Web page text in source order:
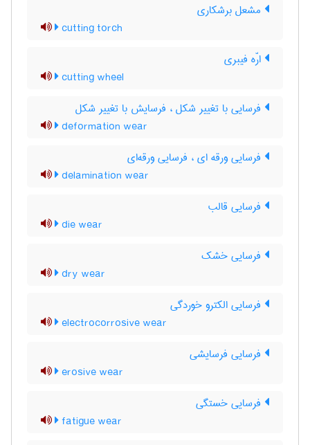
مشعل برشکاری
cutting torch
ارّه فیبری
cutting wheel
فرسایی با تغییر شکل ، فرسایش با تغییر شکل
deformation wear
فرسایی ورقه ای ، فرسایی ورقه‌ای
delamination wear
فرسایی قالب
die wear
فرسایی خشک
dry wear
فرسایی الکترو خوردگی
electrocorrosive wear
فرسایی فرسایشی
erosive wear
فرسایی خستگی
fatigue wear